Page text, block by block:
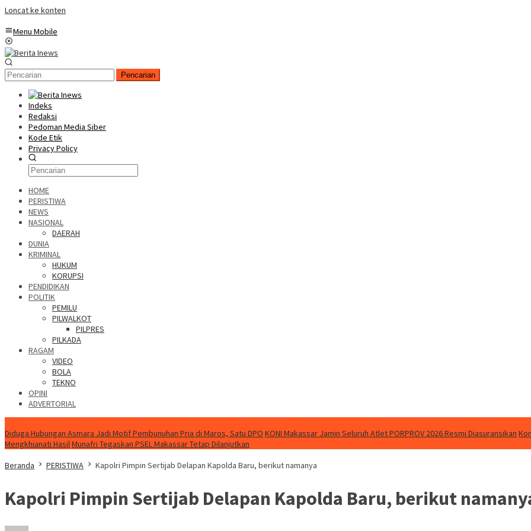
Loncat ke konten
Menu Mobile
Pencarian
Indeks
Redaksi
Pedoman Media Siber
Kode Etik
Privacy Policy
HOME
PERISTIWA
NEWS
NASIONAL
DAERAH
DUNIA
KRIMINAL
HUKUM
KORUPSI
PENDIDIKAN
POLITIK
PEMILU
PILWALKOT
PILPRES
PILKADA
RAGAM
VIDEO
BOLA
TEKNO
OPINI
ADVERTORIAL
Diduga Hubungan Asmara Jadi Motif Pembunuhan Pria di Maros, Satu DPO KONI Makassar Jamin Seluruh Atlet PORPROV 2026 Resmi Diasuransikan
Mengkhianati HasilMunafri Tegaskan PSEL Makassar Tetap Dilanjutkan
Beranda
PERISTIWA Kapolri Pimpin Sertijab Delapan Kapolda Baru, berikut namanya
Kapolri Pimpin Sertijab Delapan Kapolda Baru, berikut